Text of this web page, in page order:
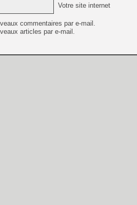
Votre site internet
commentaires par e-mail.
articles par e-mail.